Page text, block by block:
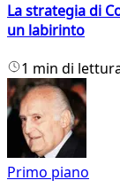
La strategia di
un labirinto
1 min di
Primo piano